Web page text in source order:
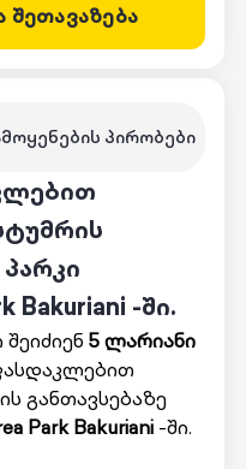
პირობები
Bakuriani -ში.
5 ლარიანი
განთავსებაზე
Park Bakuriani-ში.
შეთავაზება